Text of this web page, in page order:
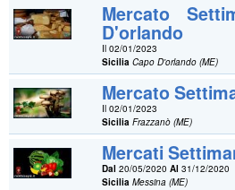
Mercato
D'orlando
Il 02/01/2023
Sicilia Capo D'orlando (ME)
Mercato
Il 02/01/2023
Sicilia Frazzanò (ME)
Mercati
Dal 20/05/2020Al 31/12/2020
Sicilia Messina (ME)